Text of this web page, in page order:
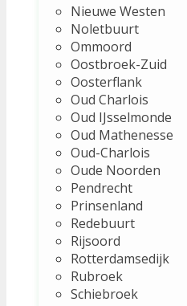
Nieuwe Westen
Noletbuurt
Ommoord
Oostbroek-Zuid
Oosterflank
Oud Charlois
Oud IJsselmonde
Oud Mathenesse
Oud-Charlois
Oude Noorden
Pendrecht
Prinsenland
Redebuurt
Rijsoord
Rotterdamsedijk
Rubroek
Schiebroek